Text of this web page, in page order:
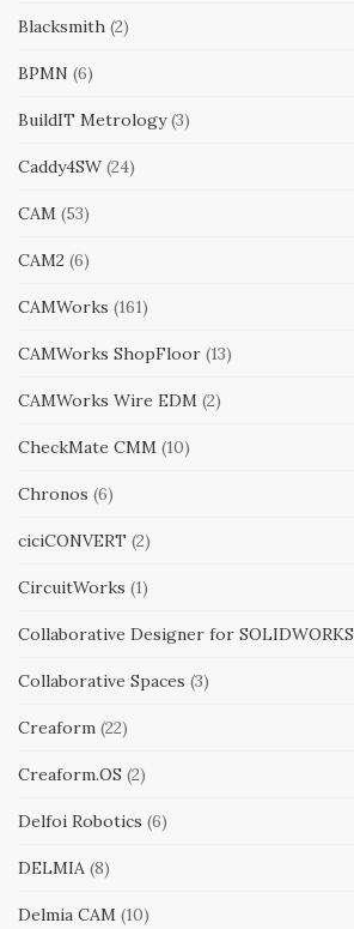
Blacksmith (2)
BPMN (6)
BuildIT Metrology(3)
Caddy4SW (24)
CAM (53)
CAM2 (6)
CAMWorks (161)
CAMWorks ShopFloor (13)
CAMWorks Wire EDM (2)
CheckMate CMM (10)
Chronos (6)
ciciCONVERT (2)
CircuitWorks (1)
Collaborative Designer for SOLIDWORKS
Collaborative Spaces (3)
Creaform (22)
Creaform.OS (2)
Delfoi Robotics (6)
DELMIA (8)
Delmia CAM (10)